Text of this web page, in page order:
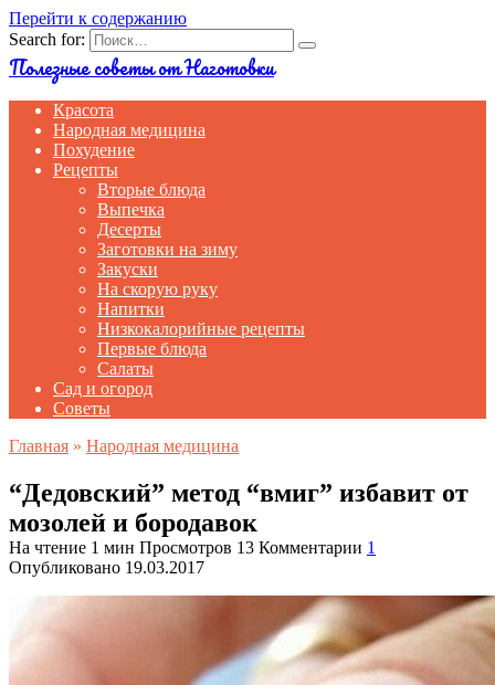
Перейти к содержанию
Search for:
Полезные советы от Наготовки
Красота
Народная медицина
Похудение
Рецепты
Вторые блюда
Выпечка
Десерты
Заготовки на зиму
Закуски
На скорую руку
Напитки
Низкокалорийные рецепты
Первые блюда
Салаты
Сад и огород
Советы
Главная » Народная медицина
“Дедовский” метод “вмиг” избавит от
мозолей и бородавок
На чтение 1 мин Просмотров 13 Комментарии 1
Опубликовано 19.03.2017